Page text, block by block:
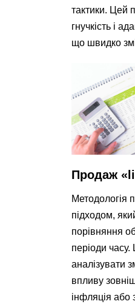
тактики. Цей
гнучкість і
що швидко
Продаж
Методологія
підходом,
порівняння
періоди
аналізувати
впливу
інфляція або